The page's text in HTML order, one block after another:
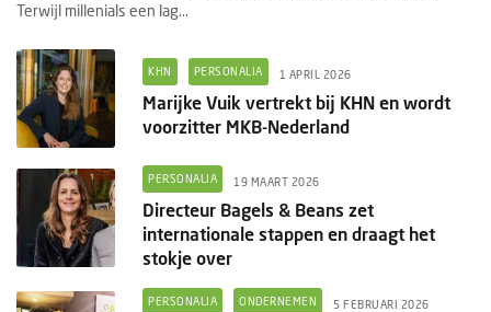
Terwijl millenials een lag...
KHN PERSONALIA 1 APRIL 2026
Marijke Vuik vertrekt bij KHN en wordt
voorzitter MKB-Nederland
PERSONALIA 19 MAART 2026
Directeur Bagels & Beans zet
internationale stappen en draagt het
stokje over
PERSONALIA ONDERNEMEN 5 FEBRUARI 2026